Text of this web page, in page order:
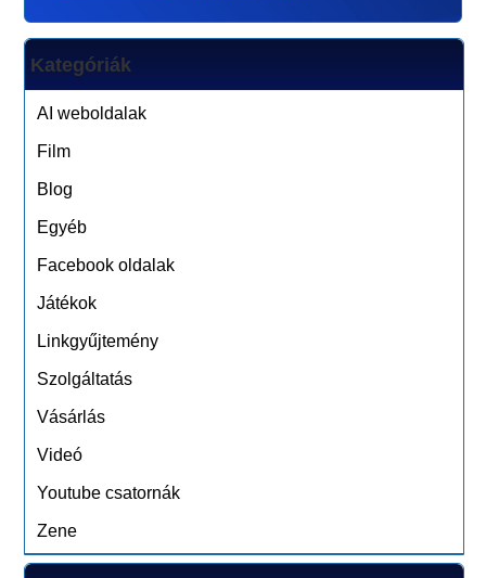
Kategóriák
AI weboldalak
Film
Blog
Egyéb
Facebook oldalak
Játékok
Linkgyűjtemény
Szolgáltatás
Vásárlás
Videó
Youtube csatornák
Zene